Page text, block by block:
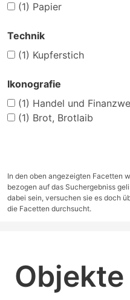
(1) Papier
Technik
(1) Kupferstich
Ikonografie
(1) Handel und
(1) Brot, Brotlaib
In den oben angezeigten Facetten
bezogen auf das Suchergebniss
dabei sein, versuchen sie es doch
die Facetten durchsucht.
Objekte